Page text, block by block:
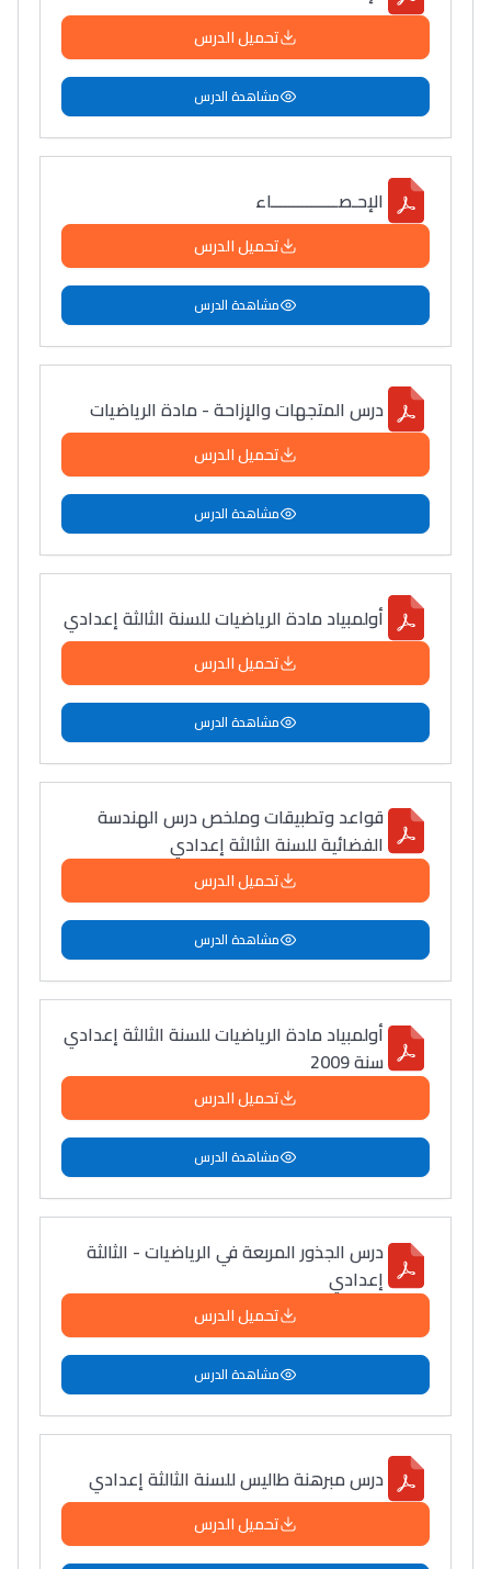
سامورا
بطلة المغرب فالقفز
الطولي، ملاك البردع
كتحكي على تجربتها
فالرّياضة و الدّراسة
تحميل الدرس
مشاهدة الدرس
الإحـصـــــــــــــــاء
تحميل الدرس
مشاهدة الدرس
درس المتجهات والإزاحة - مادة الرياضيات
تحميل الدرس
مشاهدة الدرس
أولمبياد مادة الرياضيات للسنة الثالثة إعدادي
تحميل الدرس
مشاهدة الدرس
قواعد وتطبيقات وملخص درس الهندسة
الفضائية للسنة الثالثة إعدادي
تحميل الدرس
مشاهدة الدرس
أولمبياد مادة الرياضيات للسنة الثالثة إعدادي
سنة 2009
تحميل الدرس
مشاهدة الدرس
درس الجذور المربعة في الرياضيات - الثالثة
إعدادي
تحميل الدرس
مشاهدة الدرس
درس مبرهنة طاليس للسنة الثالثة إعدادي
تحميل الدرس